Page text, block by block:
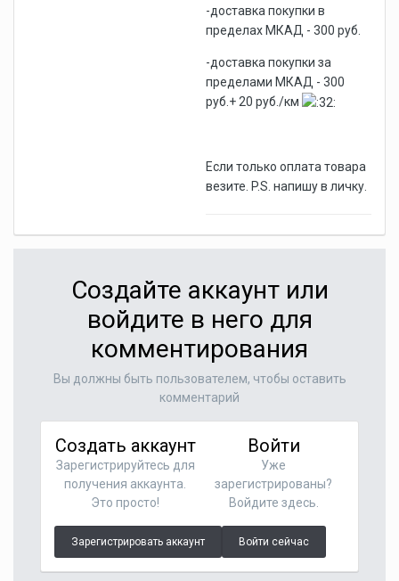
-доставка покупки в
пределах МКАД - 300 руб.
-доставка покупки за
пределами МКАД - 300
руб.+ 20 руб./км
Если только оплата товара
везите. P.S. напишу в личку.
Создайте аккаунт или
войдите в него для
комментирования
Вы должны быть пользователем, чтобы оставить
комментарий
Создать аккаунт
Зарегистрируйтесь для
получения аккаунта.
Это просто!
Зарегистрировать аккаунт
Войти
Уже
зарегистрированы?
Войдите здесь.
Войти сейчас